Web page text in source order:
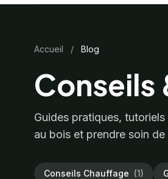
Accueil / Blog
Conseils
Guides pratiques,
au bois et prendre soin
Conseils Chauffage (1)